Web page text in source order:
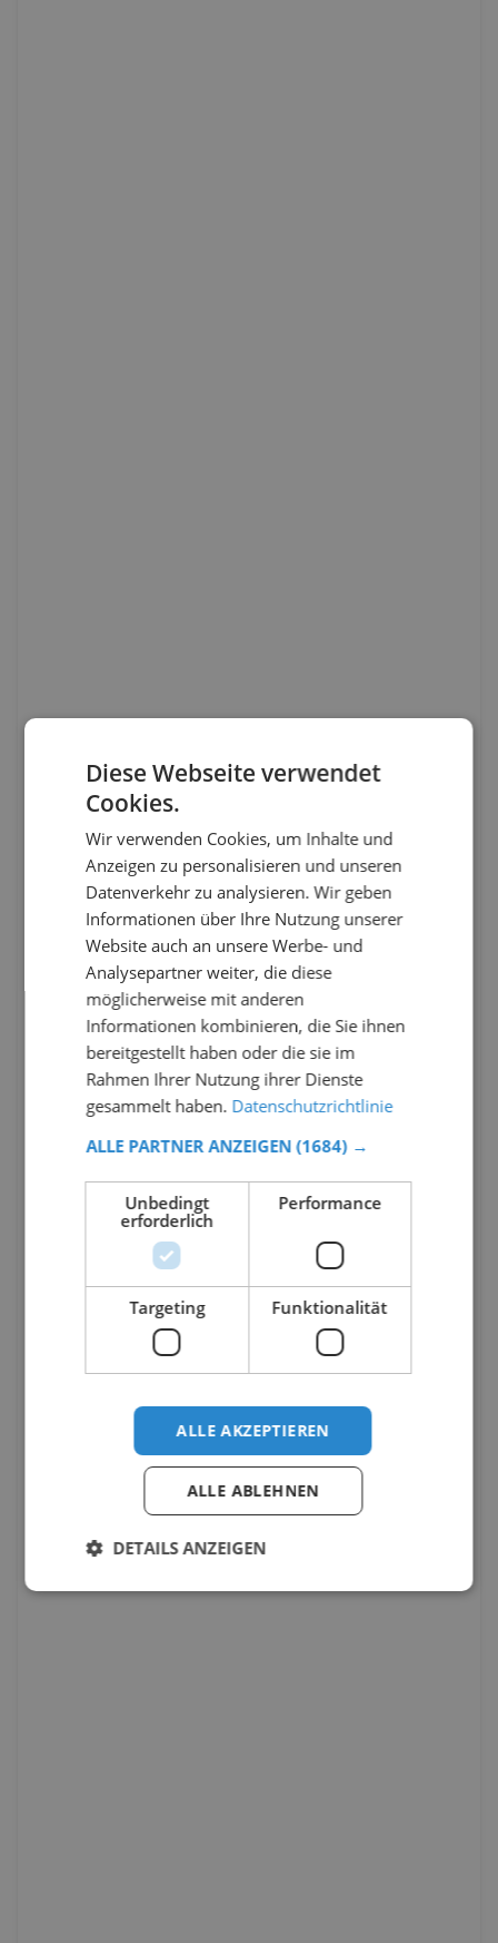
Diese Webseite verwendet
Cookies.
Wir verwenden Cookies, um Inhalte und
Anzeigen zu personalisieren und unseren
Datenverkehr zu analysieren. Wir geben
Informationen über Ihre Nutzung unserer
Website auch an unsere Werbe- und
Analysepartner weiter, die diese
möglicherweise mit anderen
Informationen kombinieren, die Sie ihnen
bereitgestellt haben oder die sie im
Rahmen Ihrer Nutzung ihrer Dienste
gesammelt haben. Datenschutzrichtlinie
ALLE PARTNER ANZEIGEN (1684) →
Unbedingt
erforderlich
Performance
Targeting Funktionalität
ALLE AKZEPTIEREN
ALLE ABLEHNEN
DETAILS ANZEIGEN